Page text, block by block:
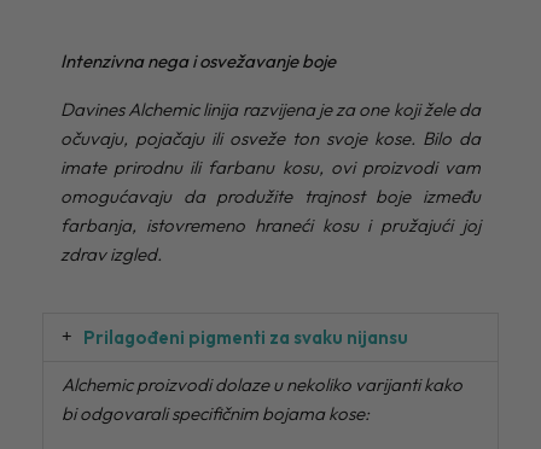
Intenzivna nega i osvežavanje boje
Davines Alchemic linija razvijena je za one koji žele da
očuvaju, pojačaju ili osveže ton svoje kose. Bilo da
imate prirodnu ili farbanu kosu, ovi proizvodi vam
omogućavaju da produžite trajnost boje između
farbanja, istovremeno hraneći kosu i pružajući joj
zdrav izgled.
Prilagođeni pigmenti za svaku nijansu
Alchemic proizvodi dolaze u nekoliko varijanti kako
bi odgovarali specifičnim bojama kose: